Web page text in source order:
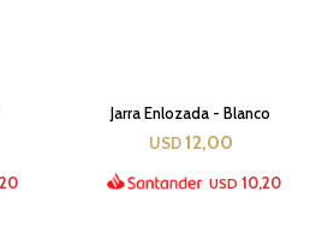
Jarra Enlozada - Blanco
USD 12,00
USD 10,20